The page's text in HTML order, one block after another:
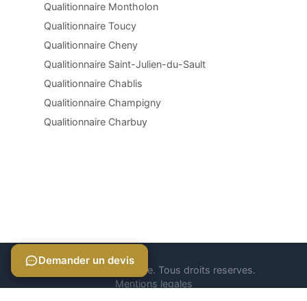
Qualitionnaire Montholon
Qualitionnaire Toucy
Qualitionnaire Cheny
Qualitionnaire Saint-Julien-du-Sault
Qualitionnaire Chablis
Qualitionnaire Champigny
Qualitionnaire Charbuy
© 2026 Qualitionnaire. Tous droits reserves.
Mentions legales
Demander un devis
Demander un devis